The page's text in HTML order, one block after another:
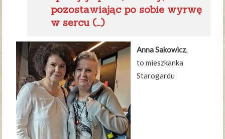
pozostawiając po sobie wyrwę
w sercu (…)
Anna Sakowicz,
to mieszkanka
Starogardu